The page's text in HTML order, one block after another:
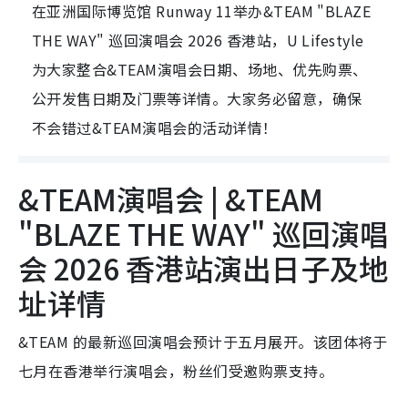
在亚洲国际博览馆 Runway 11举办&TEAM "BLAZE
THE WAY" 巡回演唱会 2026 香港站，U Lifestyle
为大家整合&TEAM演唱会日期、场地、优先购票、
公开发售日期及门票等详情。大家务必留意，确保
不会错过&TEAM演唱会的活动详情！
&TEAM演唱会 | &TEAM
"BLAZE THE WAY" 巡回演唱
会 2026 香港站演出日子及地
址详情
&TEAM 的最新巡回演唱会预计于五月展开。该团体将于
七月在香港举行演唱会，粉丝们受邀购票支持。